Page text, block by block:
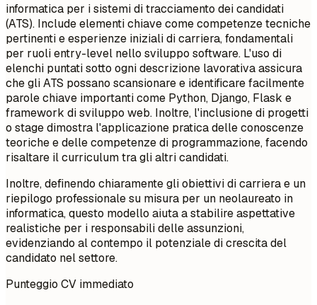
informatica per i sistemi di tracciamento dei candidati
(ATS). Include elementi chiave come competenze tecniche
pertinenti e esperienze iniziali di carriera, fondamentali
per ruoli entry-level nello sviluppo software. L'uso di
elenchi puntati sotto ogni descrizione lavorativa assicura
che gli ATS possano scansionare e identificare facilmente
parole chiave importanti come Python, Django, Flask e
framework di sviluppo web. Inoltre, l'inclusione di progetti
o stage dimostra l'applicazione pratica delle conoscenze
teoriche e delle competenze di programmazione, facendo
risaltare il curriculum tra gli altri candidati.
Inoltre, definendo chiaramente gli obiettivi di carriera e un
riepilogo professionale su misura per un neolaureato in
informatica, questo modello aiuta a stabilire aspettative
realistiche per i responsabili delle assunzioni,
evidenziando al contempo il potenziale di crescita del
candidato nel settore.
Punteggio CV immediato